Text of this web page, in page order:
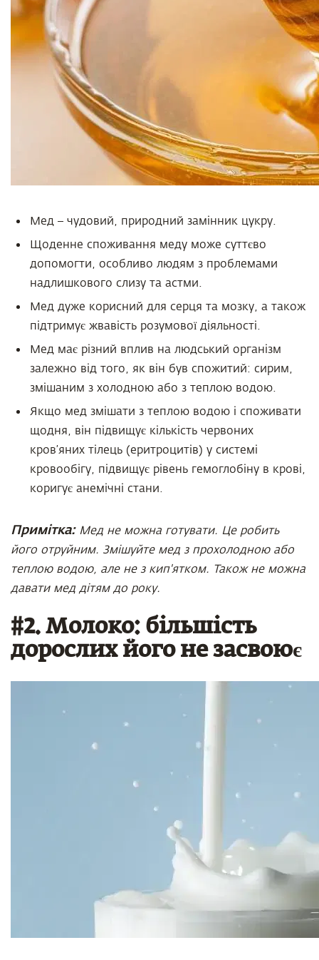
Мед – чудовий, природний замінник цукру.
Щоденне споживання меду може суттєво
допомогти, особливо людям з проблемами
надлишкового слизу та астми.
Мед дуже корисний для серця та мозку, а також
підтримує жвавість розумової діяльності.
Мед має різний вплив на людський організм
залежно від того, як він був спожитий: сирим,
змішаним з холодною або з теплою водою.
Якщо мед змішати з теплою водою і споживати
щодня, він підвищує кількість червоних
кров’яних тілець (еритроцитів) у системі
кровообігу, підвищує рівень гемоглобіну в крові,
коригує анемічні стани.
Примітка:Мед не можна готувати. Це робить
його отруйним. Змішуйте мед з прохолодною або
теплою водою, але не з кип'ятком. Також не можна
давати мед дітям до року.
#2. Молоко: більшість
дорослих його не засвоює